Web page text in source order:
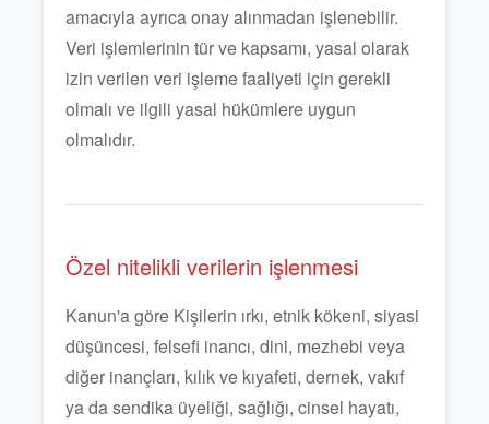
amacıyla ayrıca onay alınmadan işlenebilir.
Veri işlemlerinin tür ve kapsamı, yasal olarak
izin verilen veri işleme faaliyeti için gerekli
olmalı ve ilgili yasal hükümlere uygun
olmalıdır.
Özel nitelikli verilerin işlenmesi
Kanun'a göre Kişilerin ırkı, etnik kökeni, siyasi
düşüncesi, felsefi inancı, dini, mezhebi veya
diğer inançları, kılık ve kıyafeti, dernek, vakıf
ya da sendika üyeliği, sağlığı, cinsel hayatı,